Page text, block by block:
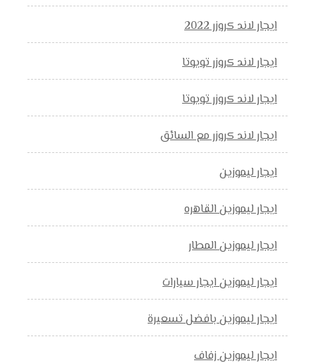
ايجار لاند كروزر 2022
ايجار لاند كروزر تويوتا
ايجار لاند كروزر تويوتا
ايجار لاند كروزر مع السائق
ايجار ليموزين
ايجار ليموزين القاهره
ايجار ليموزين المطار
ايجار ليموزين ايجار سيارات
ايجار ليموزين بافضل تسعيرة
ايجار ليموزين زفاف